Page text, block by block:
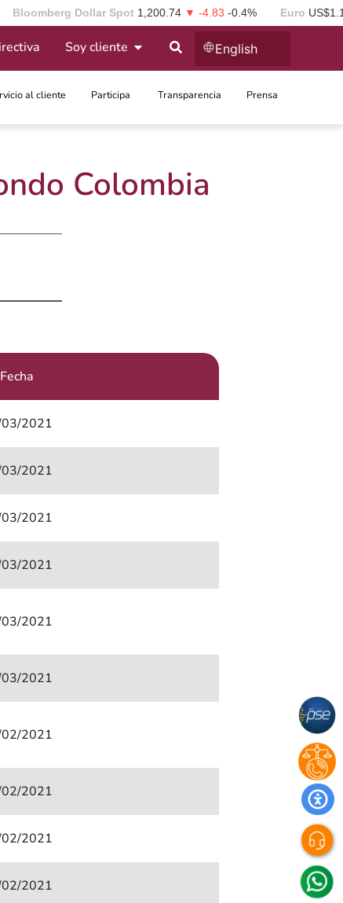
Bloomberg Dollar Spot 1,200.74 ▼ -4.83 -0.4% Euro
Soy cliente English
al cliente Participa ​ Transparencia Prensa
Colombia
Fecha
2021
2021
2021
2021
2021
2021
2021
2021
2021
2021